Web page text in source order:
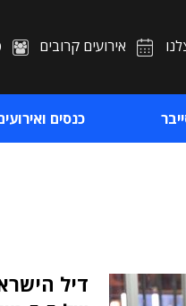
אירועים קרובים
כנסים